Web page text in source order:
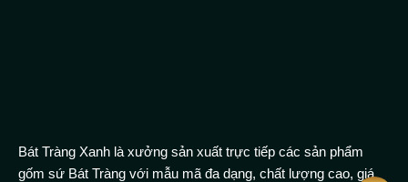
sản phẩm trưng bày mà còn làm quà trang trí, quà tặng đến
Bát Tràng Xanh là xưởng sản xuất trực tiếp các sản phẩm
gốm sứ Bát Tràng với mẫu mã đa dạng, chất lượng cao, giá